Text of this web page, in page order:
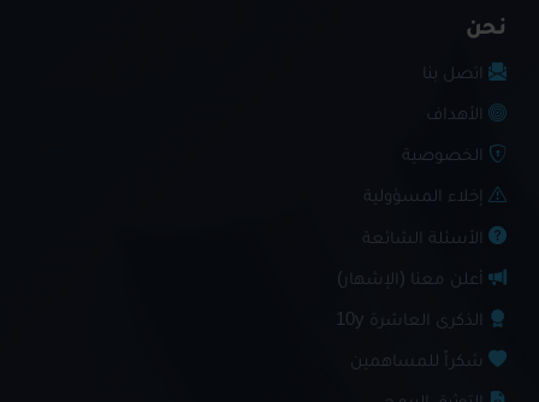
نحن
اتصل بنا
الأهداف
الخصوصية
إخلاء المسؤولية
الأسئلة الشائعة
أعلن معنا (الإشهار)
الذكرى العاشرة 10y
شكراً للمساهمين